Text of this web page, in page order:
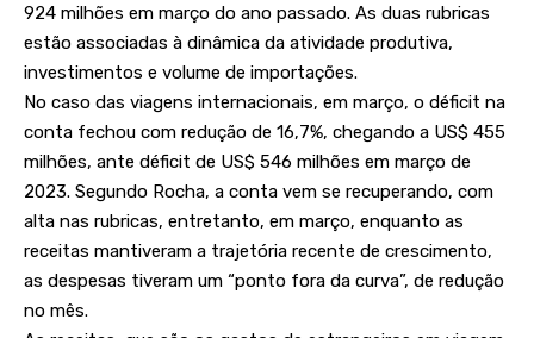
924 milhões em março do ano passado. As duas rubricas
estão associadas à dinâmica da atividade produtiva,
investimentos e volume de importações.
No caso das viagens internacionais, em março, o déficit na
conta fechou com redução de 16,7%, chegando a US$ 455
milhões, ante déficit de US$ 546 milhões em março de
2023. Segundo Rocha, a conta vem se recuperando, com
alta nas rubricas, entretanto, em março, enquanto as
receitas mantiveram a trajetória recente de crescimento,
as despesas tiveram um “ponto fora da curva”, de redução
no mês.